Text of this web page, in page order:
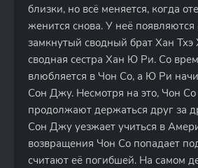
близки, но всё меняется, когда
женится снова. У неё появляются
замкнутый сводный брат Хан Тхэ
сводная сестра Хан Ю Ри. Со
влюбляется в Чон Со, а Ю Ри
Сон Джу. Несмотря на это, Чон
продолжают держаться друг за
Сон Джу уезжает учиться в
возвращения Чон Со попадает
считают её погибшей. На самом